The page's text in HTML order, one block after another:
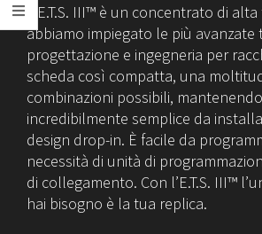
L’E.T.S. III™ è un concentrato di
abbiamo impiegato le più avanzate
progettazione e ingegneria per
scheda così compatta, una
combinazioni possibili,
incredibilmente semplice da
design drop-in. È facile da
necessità di unità di
di collegamento. Con l’E.T.S. III™
hai bisogno è la tua replica.